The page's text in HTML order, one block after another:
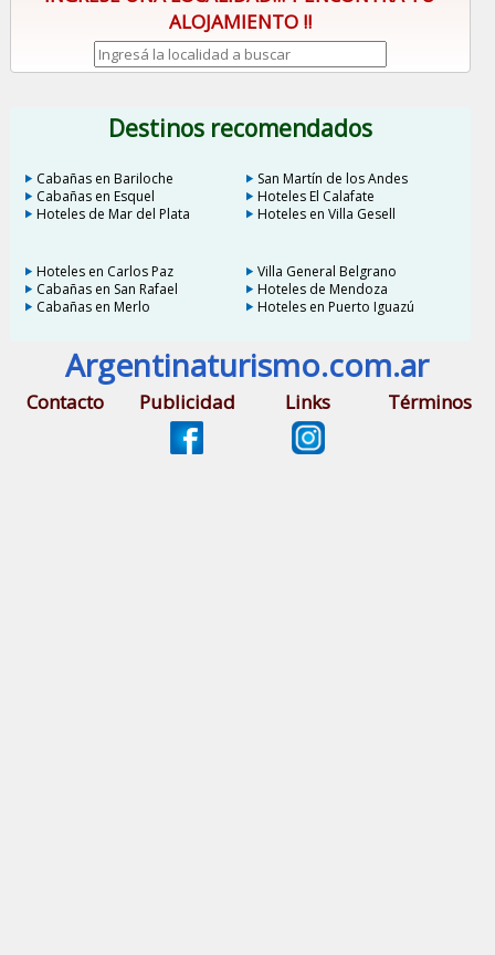
ALOJAMIENTO !!
Destinos recomendados
Cabañas en Bariloche
San Martín de los Andes
Cabañas en Esquel
Hoteles El Calafate
Hoteles de Mar del Plata
Hoteles en Villa Gesell
Hoteles en Carlos Paz
Villa General Belgrano
Cabañas en San Rafael
Hoteles de Mendoza
Cabañas en Merlo
Hoteles en Puerto Iguazú
Argentinaturismo.com.ar
Contacto Publicidad Links Términos